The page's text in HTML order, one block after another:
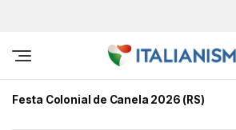
Festa Colonial de Canela 2026 (RS)